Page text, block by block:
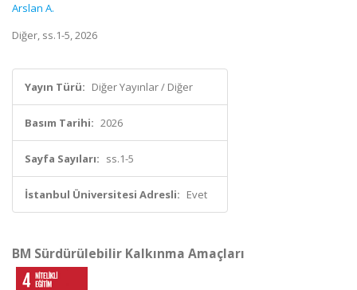
Arslan A.
Diğer, ss.1-5, 2026
Yayın Türü: Diğer Yayınlar / Diğer
Basım Tarihi: 2026
Sayfa Sayıları: ss.1-5
İstanbul Üniversitesi Adresli: Evet
BM Sürdürülebilir Kalkınma Amaçları